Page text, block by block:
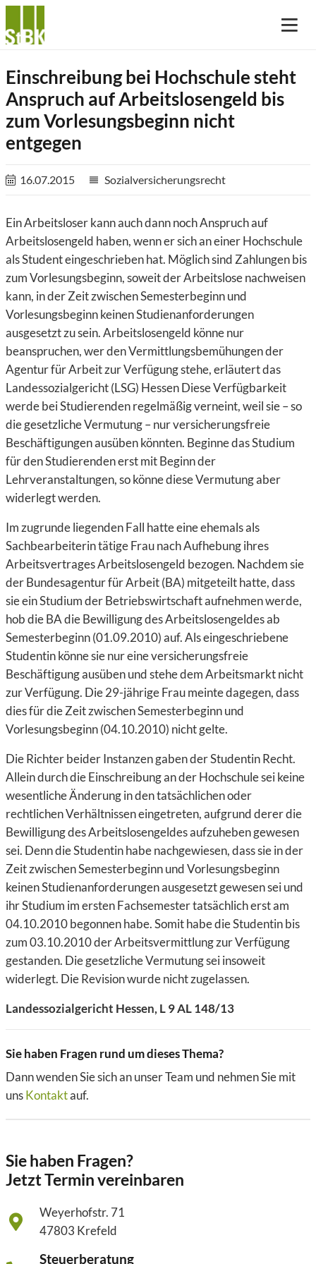
Einschreibung bei Hochschule steht
Anspruch auf Arbeitslosengeld bis
zum Vorlesungsbeginn nicht
entgegen
16.07.2015 reorder Sozialversicherungsrecht
Ein Arbeitsloser kann auch dann noch Anspruch auf
Arbeitslosengeld haben, wenn er sich an einer Hochschule
als Student eingeschrieben hat. Möglich sind Zahlungen bis
zum Vorlesungsbeginn, soweit der Arbeitslose nachweisen
kann, in der Zeit zwischen Semesterbeginn und
Vorlesungsbeginn keinen Studienanforderungen
ausgesetzt zu sein. Arbeitslosengeld könne nur
beanspruchen, wer den Vermittlungsbemühungen der
Agentur für Arbeit zur Verfügung stehe, erläutert das
Landessozialgericht (LSG) Hessen Diese Verfügbarkeit
werde bei Studierenden regelmäßig verneint, weil sie – so
die gesetzliche Vermutung – nur versicherungsfreie
Beschäftigungen ausüben könnten. Beginne das Studium
für den Studierenden erst mit Beginn der
Lehrveranstaltungen, so könne diese Vermutung aber
widerlegt werden.
Im zugrunde liegenden Fall hatte eine ehemals als
Sachbearbeiterin tätige Frau nach Aufhebung ihres
Arbeitsvertrages Arbeitslosengeld bezogen. Nachdem sie
der Bundesagentur für Arbeit (BA) mitgeteilt hatte, dass
sie ein Studium der Betriebswirtschaft aufnehmen werde,
hob die BA die Bewilligung des Arbeitslosengeldes ab
Semesterbeginn (01.09.2010) auf. Als eingeschriebene
Studentin könne sie nur eine versicherungsfreie
Beschäftigung ausüben und stehe dem Arbeitsmarkt nicht
zur Verfügung. Die 29-jährige Frau meinte dagegen, dass
dies für die Zeit zwischen Semesterbeginn und
Vorlesungsbeginn (04.10.2010) nicht gelte.
Die Richter beider Instanzen gaben der Studentin Recht.
Allein durch die Einschreibung an der Hochschule sei keine
wesentliche Änderung in den tatsächlichen oder
rechtlichen Verhältnissen eingetreten, aufgrund derer die
Bewilligung des Arbeitslosengeldes aufzuheben gewesen
sei. Denn die Studentin habe nachgewiesen, dass sie in der
Zeit zwischen Semesterbeginn und Vorlesungsbeginn
keinen Studienanforderungen ausgesetzt gewesen sei und
ihr Studium im ersten Fachsemester tatsächlich erst am
04.10.2010 begonnen habe. Somit habe die Studentin bis
zum 03.10.2010 der Arbeitsvermittlung zur Verfügung
gestanden. Die gesetzliche Vermutung sei insoweit
widerlegt. Die Revision wurde nicht zugelassen.
Landessozialgericht Hessen, L 9 AL 148/13
Sie haben Fragen rund um dieses Thema?
Dann wenden Sie sich an unser Team und nehmen Sie mit
unsKontaktauf.
Sie haben Fragen?
Jetzt Termin vereinbaren
Weyerhofstr. 71
47803 Krefeld
Steuerberatung